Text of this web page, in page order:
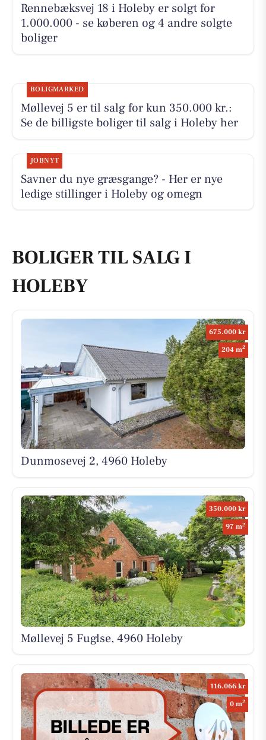
Rennebæksvej 18 i Holeby er solgt for
1.000.000 - se køberen og 4 andre solgte
boliger
BOLIGMARKED
Møllevej 5 er til salg for kun 350.000 kr.:
Se de billigste boliger til salg i Holeby her
JOBNYT
Savner du nye græsgange? - Her er nye
ledige stillinger i Holeby og omegn
BOLIGER TIL SALG I
HOLEBY
675.000 kr
204 m2
Dunmosevej 2, 4960 Holeby
350.000 kr
97 m2
Møllevej 5 Fuglse, 4960 Holeby
116.066 kr
0 m2